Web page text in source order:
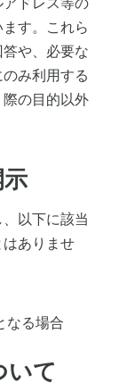
ドレス等の
す。これら
や、必要な
み利用する
の目的以外
以下に該当
ありませ
なる場合
いて